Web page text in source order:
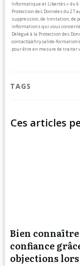
Informatique et Libertés » du
Protection des Données du 27
suppression, de limitation, de
informations qui vous
Délégué à la Protection des
contact(a)chrysalide-
pour être en mesure de traiter
TAGS
Ces articles
Bien
confiance
objections lors